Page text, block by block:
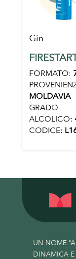
Gin
FORMATO:
MOLDAVIA
GRADO
ALCOLICO:
CODICE:
UN NOME
DINAMICA